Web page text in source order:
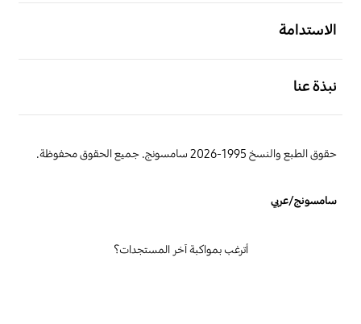
الاستدامة
نبذة عنا
حقوق الطبع والنسخ 1995-2026 سامسونج. جميع الحقوق محفوظة.
سامسونج/عربي
أترغب بمواكبة آخر المستجدات؟